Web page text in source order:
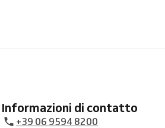
Informazioni di contatto
+39 06 9594 8200